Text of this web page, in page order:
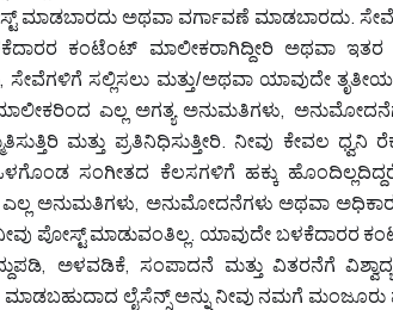
ಮಾಡಬಾರದು ಅಥವಾ ವರ್ಗಾವಣೆ ಮಾಡಬಾರದು.
ಕಂಟೆಂಟ್ ಮಾಲೀಕರಾಗಿದ್ದೀರಿ ಅಥವಾ ಇತರ
ಸಲ್ಲಿಸಲು ಮತ್ತು/ಅಥವಾ ಯಾವುದೇ
ಎಲ್ಲ ಅಗತ್ಯ ಅನುಮತಿಗಳು,
ಮತ್ತು ಪ್ರತಿನಿಧಿಸುತ್ತೀರಿ. ನೀವು ಕೇವಲ ಧ್ವನಿ
ಸಂಗೀತದ ಕೆಲಸಗಳಿಗೆ ಹಕ್ಕು
ಅನುಮತಿಗಳು, ಅನುಮೋದನೆಗಳು ಅಥವಾ
ಪೋಸ್ಟ್‌ ಮಾಡುವಂತಿಲ್ಲ. ಯಾವುದೇ ಬಳಕೆದಾರರ
ಅಳವಡಿಕೆ, ಸಂಪಾದನೆ ಮತ್ತು ವಿತರನೆಗೆ
ಲೈಸೆನ್ಸ್‌ ಅನ್ನು ನೀವು ನಮಗೆ ಮಂಜೂರು